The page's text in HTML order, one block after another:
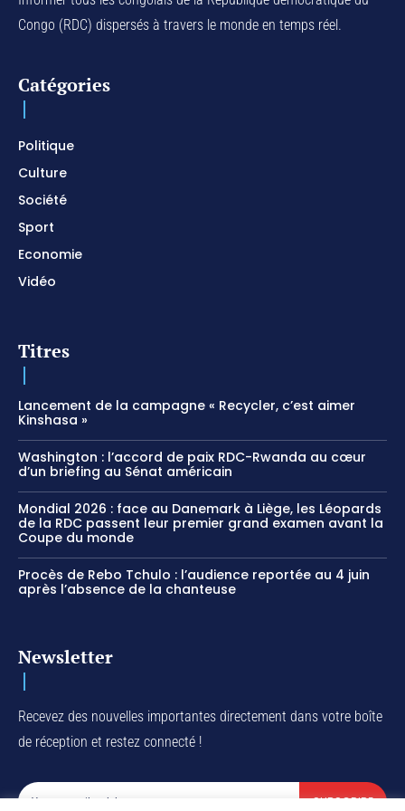
01:17:32
For Your Name Is Holy / Prophetic Worship
I SURRENDER / Soaking Worship Instrumental /
Congo (RDC) dispersés à travers le monde en temps réel.
Catégories
Politique
Culture
Société
Sport
Economie
Vidéo
Titres
Lancement de la campagne « Recycler, c’est aimer
Kinshasa »
Washington : l’accord de paix RDC-Rwanda au cœur
d’un briefing au Sénat américain
Mondial 2026 : face au Danemark à Liège, les Léopards
de la RDC passent leur premier grand examen avant la
Coupe du monde
Procès de Rebo Tchulo : l’audience reportée au 4 juin
après l’absence de la chanteuse
Newsletter
Recevez des nouvelles importantes directement dans votre boîte
de réception et restez connecté !
SUBSCRIBE